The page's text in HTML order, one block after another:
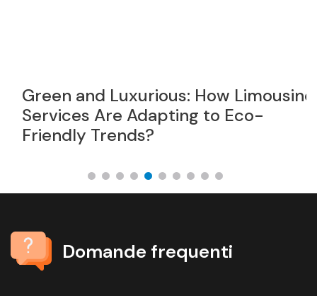
Green and Luxurious: How Limousine
Services Are Adapting to Eco-
Friendly Trends?
Domande frequenti